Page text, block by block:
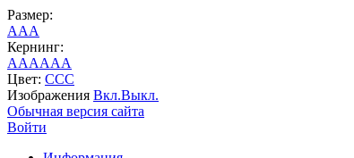
Размер:
AAA
Кернинг:
AAAAAA
Цвет: CCC
Изображения Вкл.Выкл.
Обычная версия сайта
Войти